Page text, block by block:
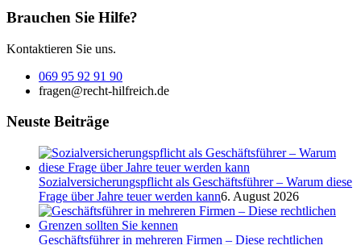
Brauchen Sie Hilfe?
Kontaktieren Sie uns.
069 95 92 91 90
fragen@recht-hilfreich.de
Neuste Beiträge
Sozialversicherungspflicht als Geschäftsführer – Warum diese
Frage über Jahre teuer werden kann6. August 2026
Geschäftsführer in mehreren Firmen – Diese rechtlichen